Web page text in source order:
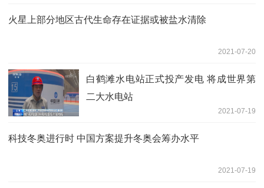
火星上部分地区古代生命存在证据或被盐水清除
2021-07-20
白鹤滩水电站正式投产发电 将成世界第
二大水电站
2021-07-19
科技冬奥进行时 中国方案提升冬奥会筹办水平
2021-07-19